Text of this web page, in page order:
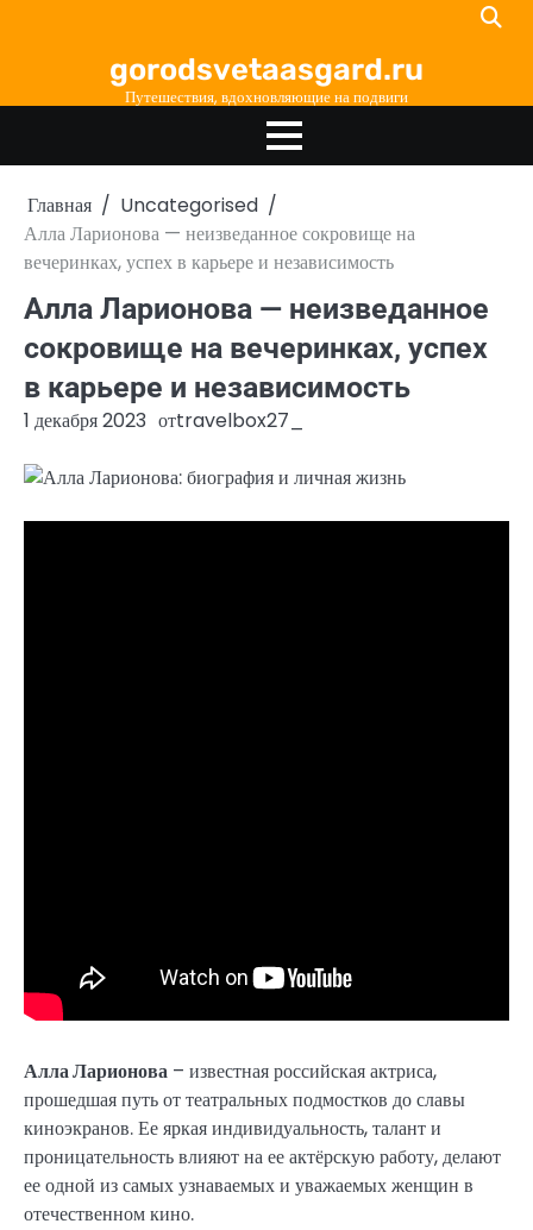
gorodsvetaasgard.ru
Путешествия, вдохновляющие на подвиги
Главная
Uncategorised
Алла Ларионова — неизведанное сокровище на
вечеринках, успех в карьере и независимость
Алла Ларионова — неизведанное
сокровище на вечеринках, успех
в карьере и независимость
1 декабря 2023 отtravelbox27_
Алла Ларионова – известная российская актриса,
прошедшая путь от театральных подмостков до славы
киноэкранов. Ее яркая индивидуальность, талант и
проницательность влияют на ее актёрскую работу, делают
ее одной из самых узнаваемых и уважаемых женщин в
отечественном кино.